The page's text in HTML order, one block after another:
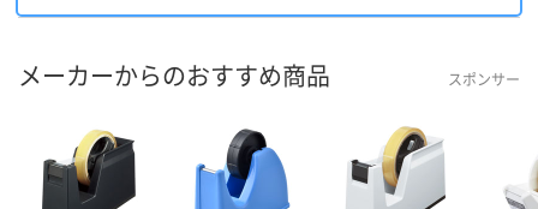
メーカーからのおすすめ商品 スポンサー